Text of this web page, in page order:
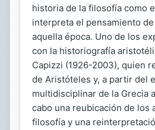
historia de la filosofía como
interpreta el pensamiento
aquella época. Uno de los
con la historiografía
Capizzi (1926-2003), quien
de Aristóteles y, a partir del
multidisciplinar de la Grecia
cabo una reubicación de los
filosofía y una